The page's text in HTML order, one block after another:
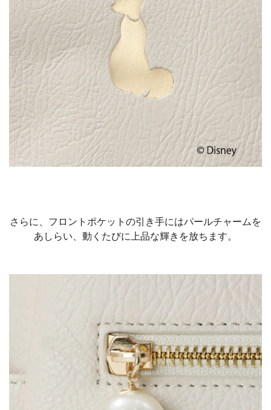
さらに、フロントポケットの引き手にはパールチャームを
あしらい、動くたびに上品な輝きを放ちます。